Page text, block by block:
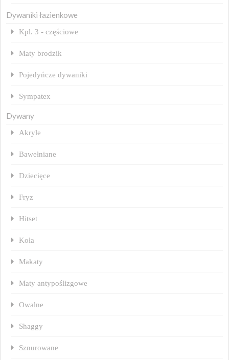
Dywaniki łazienkowe
Kpl. 3 - częściowe
Maty brodzik
Pojedyńcze dywaniki
Sympatex
Dywany
Akryle
Bawełniane
Dziecięce
Fryz
Hitset
Koła
Makaty
Maty antypoślizgowe
Owalne
Shaggy
Sznurowane